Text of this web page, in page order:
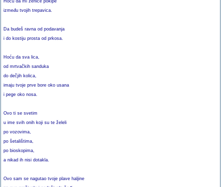
Hoću da mi zenice pokipe
između tvojih trepavica.
Da budeš ravna od podavanja
i do kostiju prosta od prkosa.
Hoću da sva lica,
od mrtvačkih sanduka
do dečjih kolica,
imaju tvoje prve bore oko usana
i pege oko nosa.
Ovo ti se svetim
u ime svih onih koji su te želeli
po vozovima,
po šetalištima,
po bioskopima,
a nikad ih nisi dotakla.
Ovo sam se nagutao tvoje plave haljine